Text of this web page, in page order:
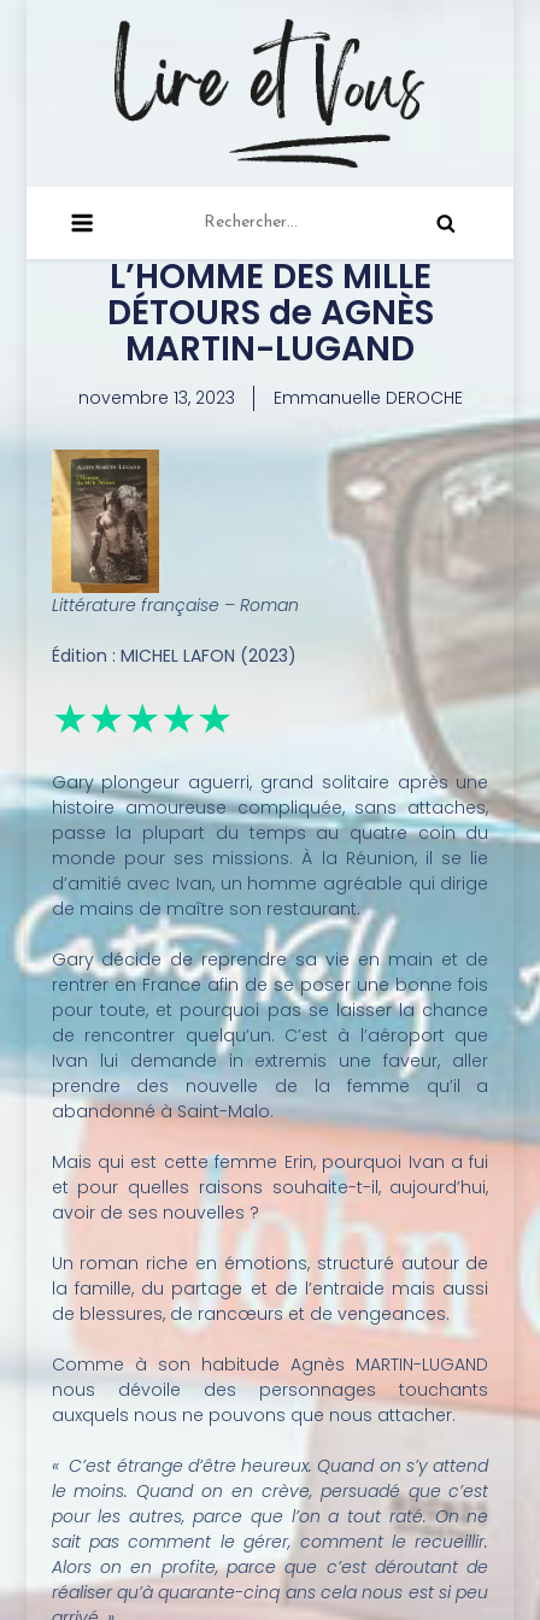
passion de la lecture …
L’HOMME DES MILLE
DÉTOURS de AGNÈS
MARTIN-LUGAND
novembre 13, 2023 Emmanuelle DEROCHE
Littérature française – Roman
Édition : MICHEL LAFON (2023)
★★★★★
Gary plongeur aguerri, grand solitaire après une
histoire amoureuse compliquée, sans attaches,
passe la plupart du temps au quatre coin du
monde pour ses missions. À la Réunion, il se lie
d’amitié avec Ivan, un homme agréable qui dirige
de mains de maître son restaurant.
Gary décide de reprendre sa vie en main et de
rentrer en France afin de se poser une bonne fois
pour toute, et pourquoi pas se laisser la chance
de rencontrer quelqu’un. C’est à l’aéroport que
Ivan lui demande in extremis une faveur, aller
prendre des nouvelle de la femme qu’il a
abandonné à Saint-Malo.
Mais qui est cette femme Erin, pourquoi Ivan a fui
et pour quelles raisons souhaite-t-il, aujourd’hui,
avoir de ses nouvelles ?
Un roman riche en émotions, structuré autour de
la famille, du partage et de l’entraide mais aussi
de blessures, de rancœurs et de vengeances.
Comme à son habitude Agnès MARTIN-LUGAND
nous dévoile des personnages touchants
auxquels nous ne pouvons que nous attacher.
«C’est étrange d’être heureux. Quand on s’y attend
le moins. Quand on en crève, persuadé que c’est
pour les autres, parce que l’on a tout raté. On ne
sait pas comment le gérer, comment le recueillir.
Alors on en profite, parce que c’est déroutant de
réaliser qu’à quarante-cinq ans cela nous est si peu